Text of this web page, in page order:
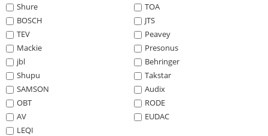
Shure
TOA
BOSCH
JTS
TEV
Peavey
Mackie
Presonus
jbl
Behringer
Shupu
Takstar
SAMSON
Audix
OBT
RODE
AV
EUDAC
LEQI